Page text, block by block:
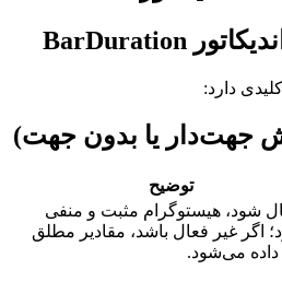
دارد:
توضیح
شود، هیستوگرام مثبت و منفی
اگر غیر فعال باشد، مقادیر مطلق
می‌شود.